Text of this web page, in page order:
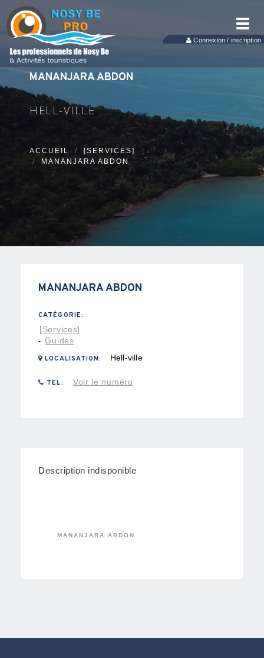
Connexion / inscription
MANANJARA ABDON
HELL-VILLE
ACCUEIL
[SERVICES]
MANANJARA ABDON
MANANJARA ABDON
CATÉGORIE:
[Services]
- Guides
LOCALISATION: Hell-ville
TEL: Voir le numéro
Description indisponible
MANANJARA ABDON